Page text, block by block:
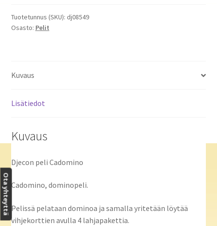
Tuotetunnus (SKU): dj08549
Osasto: Pelit
Kuvaus
Lisätiedot
Kuvaus
Djecon peli Cadomino
Cadomino, dominopeli.
Pelissä pelataan dominoa ja samalla yritetään löytää
vihjekorttien avulla 4 lahjapakettia.
Ota yhteyttä